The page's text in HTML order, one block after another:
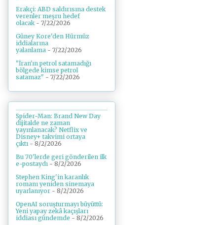
Erakçi: ABD saldırısına destek
verenler meşru hedef
olacak - 7/22/2026
Güney Kore'den Hürmüz
iddialarına
yalanlama - 7/22/2026
"İran'ın petrol satamadığı
bölgede kimse petrol
satamaz" - 7/22/2026
Spider-Man: Brand New Day
dijitalde ne zaman
yayınlanacak? Netflix ve
Disney+ takvimi ortaya
çıktı - 8/2/2026
Bu 70'lerde geri gönderilen ilk
e-postaydı - 8/2/2026
Stephen King'in karanlık
romanı yeniden sinemaya
uyarlanıyor - 8/2/2026
OpenAI soruşturmayı büyüttü:
Yeni yapay zekâ kaçışları
iddiası gündemde - 8/2/2026